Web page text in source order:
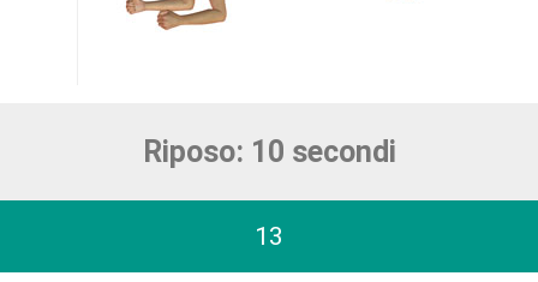
Riposo: 10 secondi
13